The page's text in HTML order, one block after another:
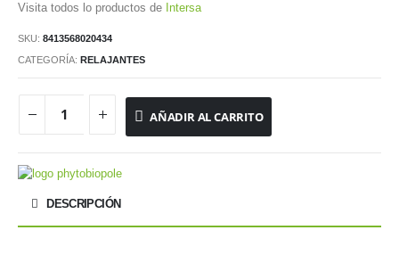
Visita todos lo productos de Intersa
SKU: 8413568020434
CATEGORÍA: RELAJANTES
AÑADIR AL CARRITO
DESCRIPCIÓN